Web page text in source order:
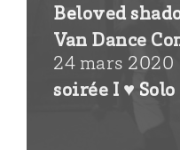
Beloved
Van Dance
24 mars 2020
soirée I ♥ Solo